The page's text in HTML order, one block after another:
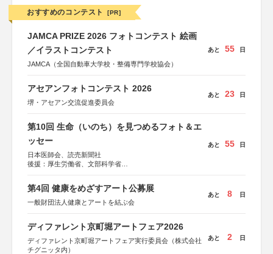
おすすめのコンテスト [PR]
JAMCA PRIZE 2026 フォトコンテスト 絵画
／イラストコンテスト
JAMCA（全国自動車大学校・整備専門学校協会）
あと 55 日
アセアンフォトコンテスト 2026
堺・アセアン交流促進委員会
あと 23 日
第10回 生命（いのち）を見つめるフォト＆エ
ッセー
日本医師会、読売新聞社
後援：厚生労働省、文部科学省
しん生命保険株式会社
あと 55 日
第4回 健康をめざすアート公募展
一般財団法人健康とアートを結ぶ会
あと 8 日
ディファレント京町堀アートフェア2026
ディファレント京町堀アートフェア実行委員会（株式会社
チグニッタ内）
あと 2 日